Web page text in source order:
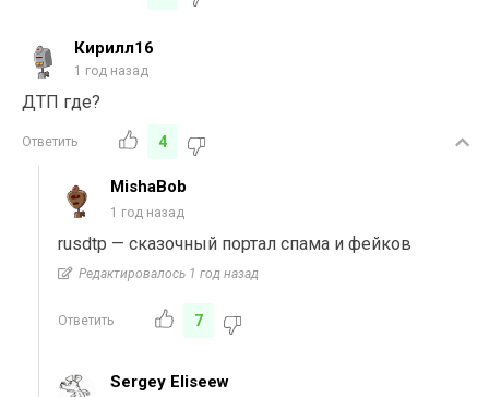
Кирилл16
1 год назад
ДТП где?
Ответить 4
MishaBob
1 год назад
rusdtp — сказочный портал спама и фейков
Редактировалось 1 год назад
Ответить 7
Sergey Eliseew